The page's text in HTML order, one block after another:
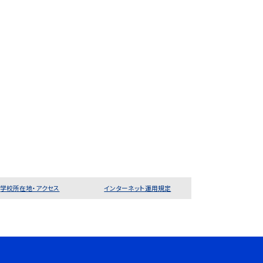
学校所在地・アクセス インターネット運用規定